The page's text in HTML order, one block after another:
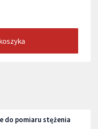
do pomiaru stężenia